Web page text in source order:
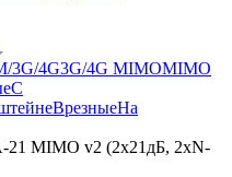
3G/4G3G/4G MIMOMIMO
С
ВрезныеНа
21 MIMO v2 (2х21дБ, 2хN-